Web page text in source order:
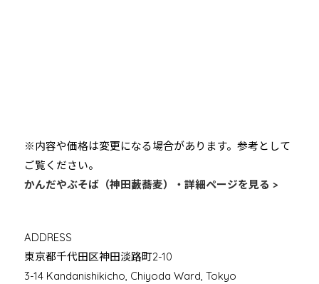
※内容や価格は変更になる場合があります。参考として
ご覧ください。
かんだやぶそば（神田藪蕎麦）・詳細ページを見る >
ADDRESS
東京都千代田区神田淡路町2-10
3-14 Kandanishikicho, Chiyoda Ward, Tokyo